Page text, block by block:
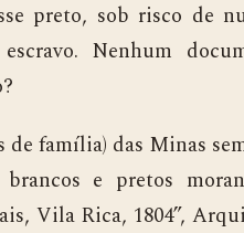
preto, sob risco de
Nenhum
família) das Minas
e pretos
Vila Rica, 1804”,